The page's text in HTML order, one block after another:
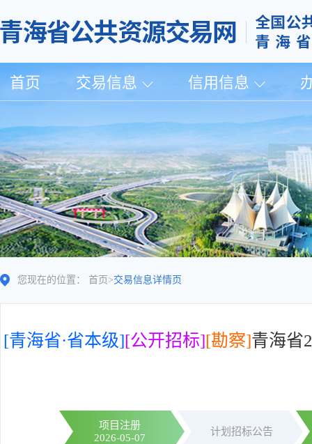
首页 交易信息 信用信息
您现在的位置： 首页 >交易信息详情页
[青海省·省本级][公开招标][勘察]青海省
项目注册
2026-05-07
计划招标公告